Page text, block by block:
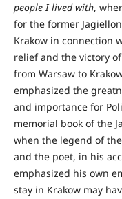
people I lived with,
for the former
Krakow in connection
relief and the victory
from Warsaw to
emphasized the
and importance for
memorial book of the
when the legend of
and the poet, in his
emphasized his own
stay in Krakow may